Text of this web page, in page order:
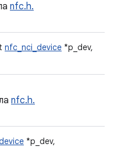
nfc.h.
nfc_nci_device *p_dev,
nfc.h.
*p_dev,